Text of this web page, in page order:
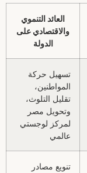
العائد التنموي
والاقتصادي على
الدولة
تسهيل حركة
المواطنين،
تقليل التلوث،
وتحويل مصر
لمركز لوجستي
عالمي
تنويع مصادر